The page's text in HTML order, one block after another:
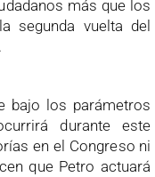
más que los
segunda vuelta del
bajo los parámetros
durante este
en el Congreso ni
que Petro actuará